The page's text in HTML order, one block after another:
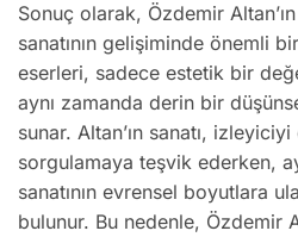
Sonuç olarak, Özdemir
sanatının gelişiminde önemli
eserleri, sadece estetik bir
aynı zamanda derin bir
sunar. Altan’ın sanatı,
sorgulamaya teşvik ederken,
sanatının evrensel boyutlara
bulunur. Bu nedenle, Özdemir